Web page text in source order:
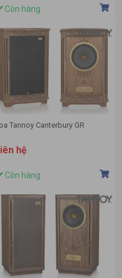
Còn hàng
Tannoy Canterbury GR
hệ
Còn hàng